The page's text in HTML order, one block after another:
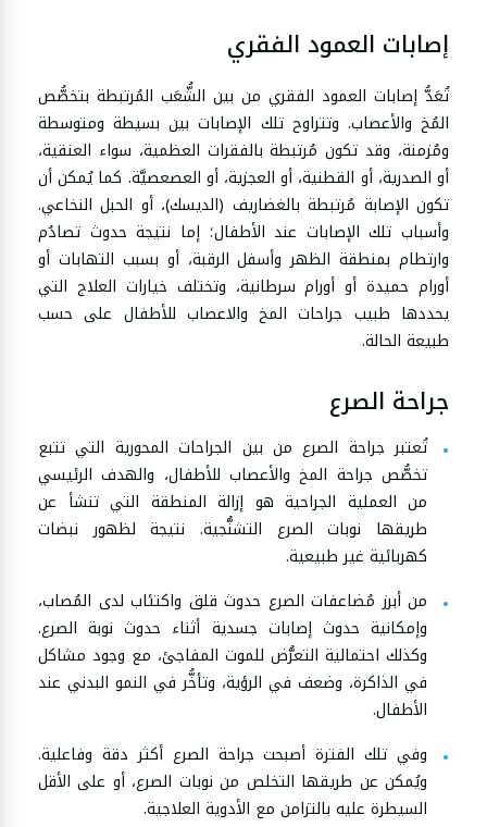
إصابات العمود الفقري
تُعَدُّ إصابات العمود الفقري من بين الشُّعَب المُرتبطة بتخصُّص
المُخ والأعصاب. وتتراوح تلك الإصابات بين بسيطة ومتوسطة
ومُزمنة، وقد تكون مُرتبطة بالفقرات العظمية، سواء العنقية،
أو الصدرية، أو القطنية، أو العجزية، أو العصعصيَّة. كما يُمكن أن
تكون الإصابة مُرتبطة بالغضاريف (الديسك)، أو الحبل النخاعي.
وأسباب تلك الإصابات عند الأطفال؛ إما نتيجة حدوث تصادُم
وارتطام بمنطقة الظهر وأسفل الرقبة، أو بسبب التهابات أو
أورام حميدة أو أورام سرطانية، وتختلف خيارات العلاج التي
يحددها طبيب جراحات المخ والاعصاب للأطفال على حسب
طبيعة الحالة.
جراحة الصرع
تُعتبر جراحة الصرع من بين الجراحات المحورية التي تتبع
تخصُّص جراحة المخ والأعصاب للأطفال، والهدف الرئيسي
من العملية الجراحية هو إزالة المنطقة التي تنشأ عن
طريقها نوبات الصرع التشنُّجية. نتيجة لظهور نبضات
كهربائية غير طبيعية.
من أبرز مُضاعفات الصرع حدوث قلق واكتئاب لدى المُصاب،
وإمكانية حدوث إصابات جسدية أثناء حدوث نوبة الصرع.
وكذلك احتمالية التعرُّض للموت المفاجئ، مع وجود مشاكل
في الذاكرة، وضعف في الرؤية، وتأخُّر في النمو البدني عند
الأطفال.
وفي تلك الفترة أصبحت جراحة الصرع أكثر دقة وفاعلية.
ويُمكن عن طريقها التخلص من نوبات الصرع، أو على الأقل
السيطرة عليه بالتزامن مع الأدوية العلاجية.